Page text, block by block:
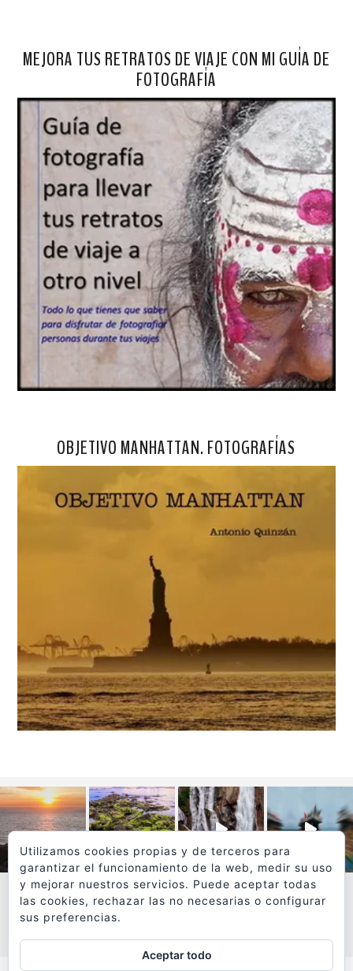
MEJORA TUS RETRATOS DE VIAJE CON MI GUÍA DE
FOTOGRAFÍA
OBJETIVO MANHATTAN. FOTOGRAFÍAS
VER MÁS
Utilizamos cookies propias y de terceros para
garantizar el funcionamiento de la web, medir su uso
y mejorar nuestros servicios. Puede aceptar todas
las cookies, rechazar las no necesarias o configurar
sus preferencias.
Aceptar todo